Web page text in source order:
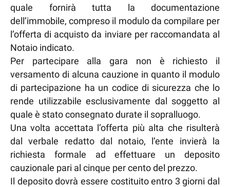
quale fornirà tutta la documentazione
dell’immobile, compreso il modulo da compilare per
l’offerta di acquisto da inviare per raccomandata al
Notaio indicato.
Per partecipare alla gara non è richiesto il
versamento di alcuna cauzione in quanto il modulo
di partecipazione ha un codice di sicurezza che lo
rende utilizzabile esclusivamente dal soggetto al
quale è stato consegnato durate il sopralluogo.
Una volta accettata l’offerta più alta che risulterà
dal verbale redatto dal notaio, l’ente invierà la
richiesta formale ad effettuare un deposito
cauzionale pari al cinque per cento del prezzo.
Il deposito dovrà essere costituito entro 3 giorni dal